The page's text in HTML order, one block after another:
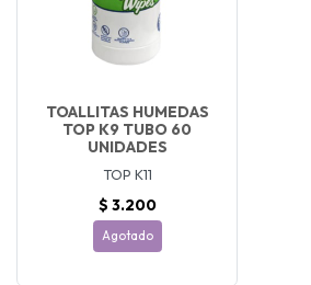
TOALLITAS HUMEDAS
TOP K9 TUBO 60
UNIDADES
TOP K11
$ 3.200
Agotado